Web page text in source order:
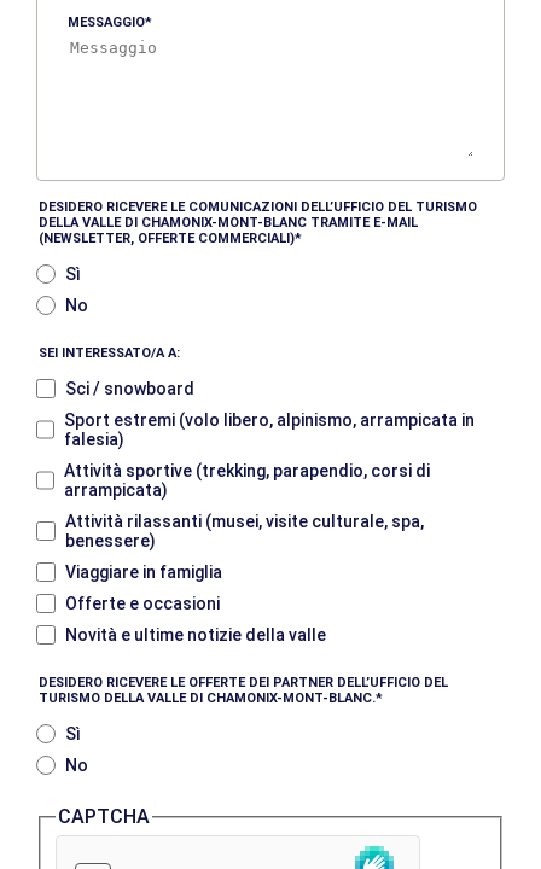
MESSAGGIO
DESIDERO RICEVERE LE COMUNICAZIONI DELL’UFFICIO DEL TURISMO
DELLA VALLE DI CHAMONIX-MONT-BLANC TRAMITE E-MAIL
(NEWSLETTER, OFFERTE COMMERCIALI)
Sì
No
SEI INTERESSATO/A A:
Sci / snowboard
Sport estremi (volo libero, alpinismo, arrampicata in
falesia)
Attività sportive (trekking, parapendio, corsi di
arrampicata)
Attività rilassanti (musei, visite culturale, spa,
benessere)
Viaggiare in famiglia
Offerte e occasioni
Novità e ultime notizie della valle
DESIDERO RICEVERE LE OFFERTE DEI PARTNER DELL’UFFICIO DEL
TURISMO DELLA VALLE DI CHAMONIX-MONT-BLANC.
Sì
No
CAPTCHA